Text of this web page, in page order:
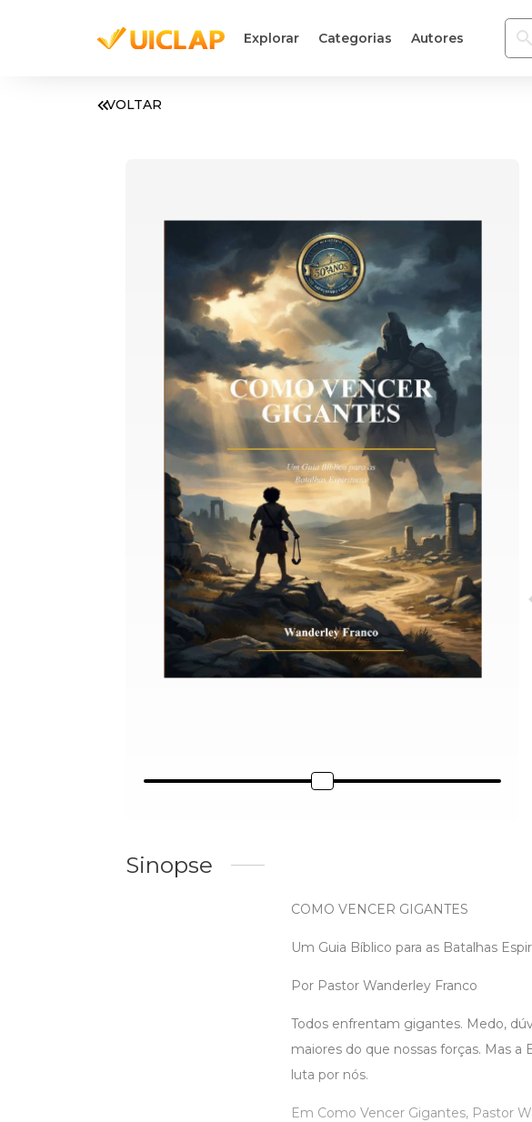
Explorar Categorias Autores
VOLTAR
Sinopse
COMO VENCER GIGANTES
Um Guia Bíblico para as Batalhas
Por Pastor Wanderley Franco
Todos enfrentam gigantes. Medo,
maiores do que nossas forças. Mas
luta por nós.
Em Como Vencer Gigantes, Pastor